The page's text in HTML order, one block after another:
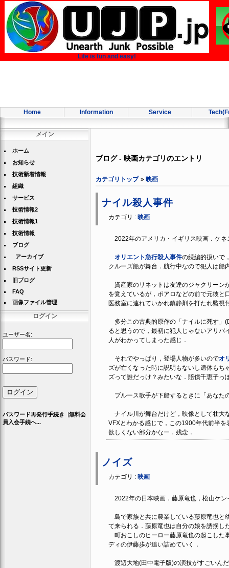
Life is fun and easy!
Home Information Service
メイン
ホーム
お知らせ
技術新着情報
組織
サービス
技術情報2
技術情報1
技術情報
ブログ
アーカイブ
RSSサイト更新
旧ブログ
FAQ
画像ファイル管理
ログイン
ユーザー名:
パスワード:
パスワード再発行手続き |無料会
員入会手続へ...
ブログ - 映画カテゴリのエントリ
カテゴリトップ »映画
ナイル殺人事件
カテゴリ : 映画
2022年のアメリカ・イギリス映画．ケネ
オリエント急行殺人事件の続編的扱いで
クルーズ船が舞台．航行中なので犯人は
資産家のリネットは友達のジャクリーン
を覚えているが，ポアロなどの前で元彼
医務室に連れていかれ鎮静剤を打たれ監
多分この古典的原作の「ナイルに死す」
ると思うので，最初に犯人じゃないアリ
人がわかってしまった感じ．
それでやっぱり，登場人物が多いのでオ
ズが亡くなった時に説明もないし遺体も
ズって誰だっけ？みたいな．賠償千恵子っ
ブルース歌手が下船するときに「あなた
ナイル川が舞台だけど，映像として壮大
VFXとわかる感じで，この1900年代前半
欲しくない部分かなー．残念．
ノイズ
カテゴリ : 映画
2022年の日本映画．藤原竜也，松山ケン
島で家族と共に農業している藤原竜也と
て来られる．藤原竜也は自分の娘を誘拐し
町おこしのヒーロー藤原竜也の起こした
ディの伊藤歩が追い詰めていく．
渡辺大地(田中電子版)の演技がすごいん